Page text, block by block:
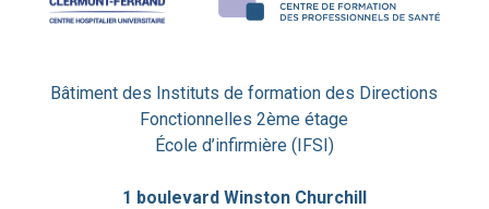
Bâtiment des Instituts de formation des Directions
Fonctionnelles 2ème étage
École d’infirmière (IFSI)
1 boulevard Winston Churchill